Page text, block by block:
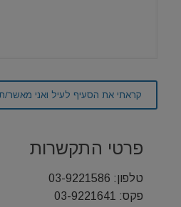
פרטי התקשרות
טלפון: 03-9221586
פקס: 03-9221641